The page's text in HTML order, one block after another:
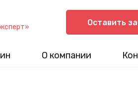
О компании
Оставить